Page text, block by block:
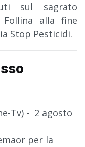
sul sagrato
alla fine
Stop Pesticidi.
Tv) - 2 agosto
per la